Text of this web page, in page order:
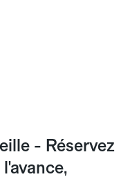
- Réservez